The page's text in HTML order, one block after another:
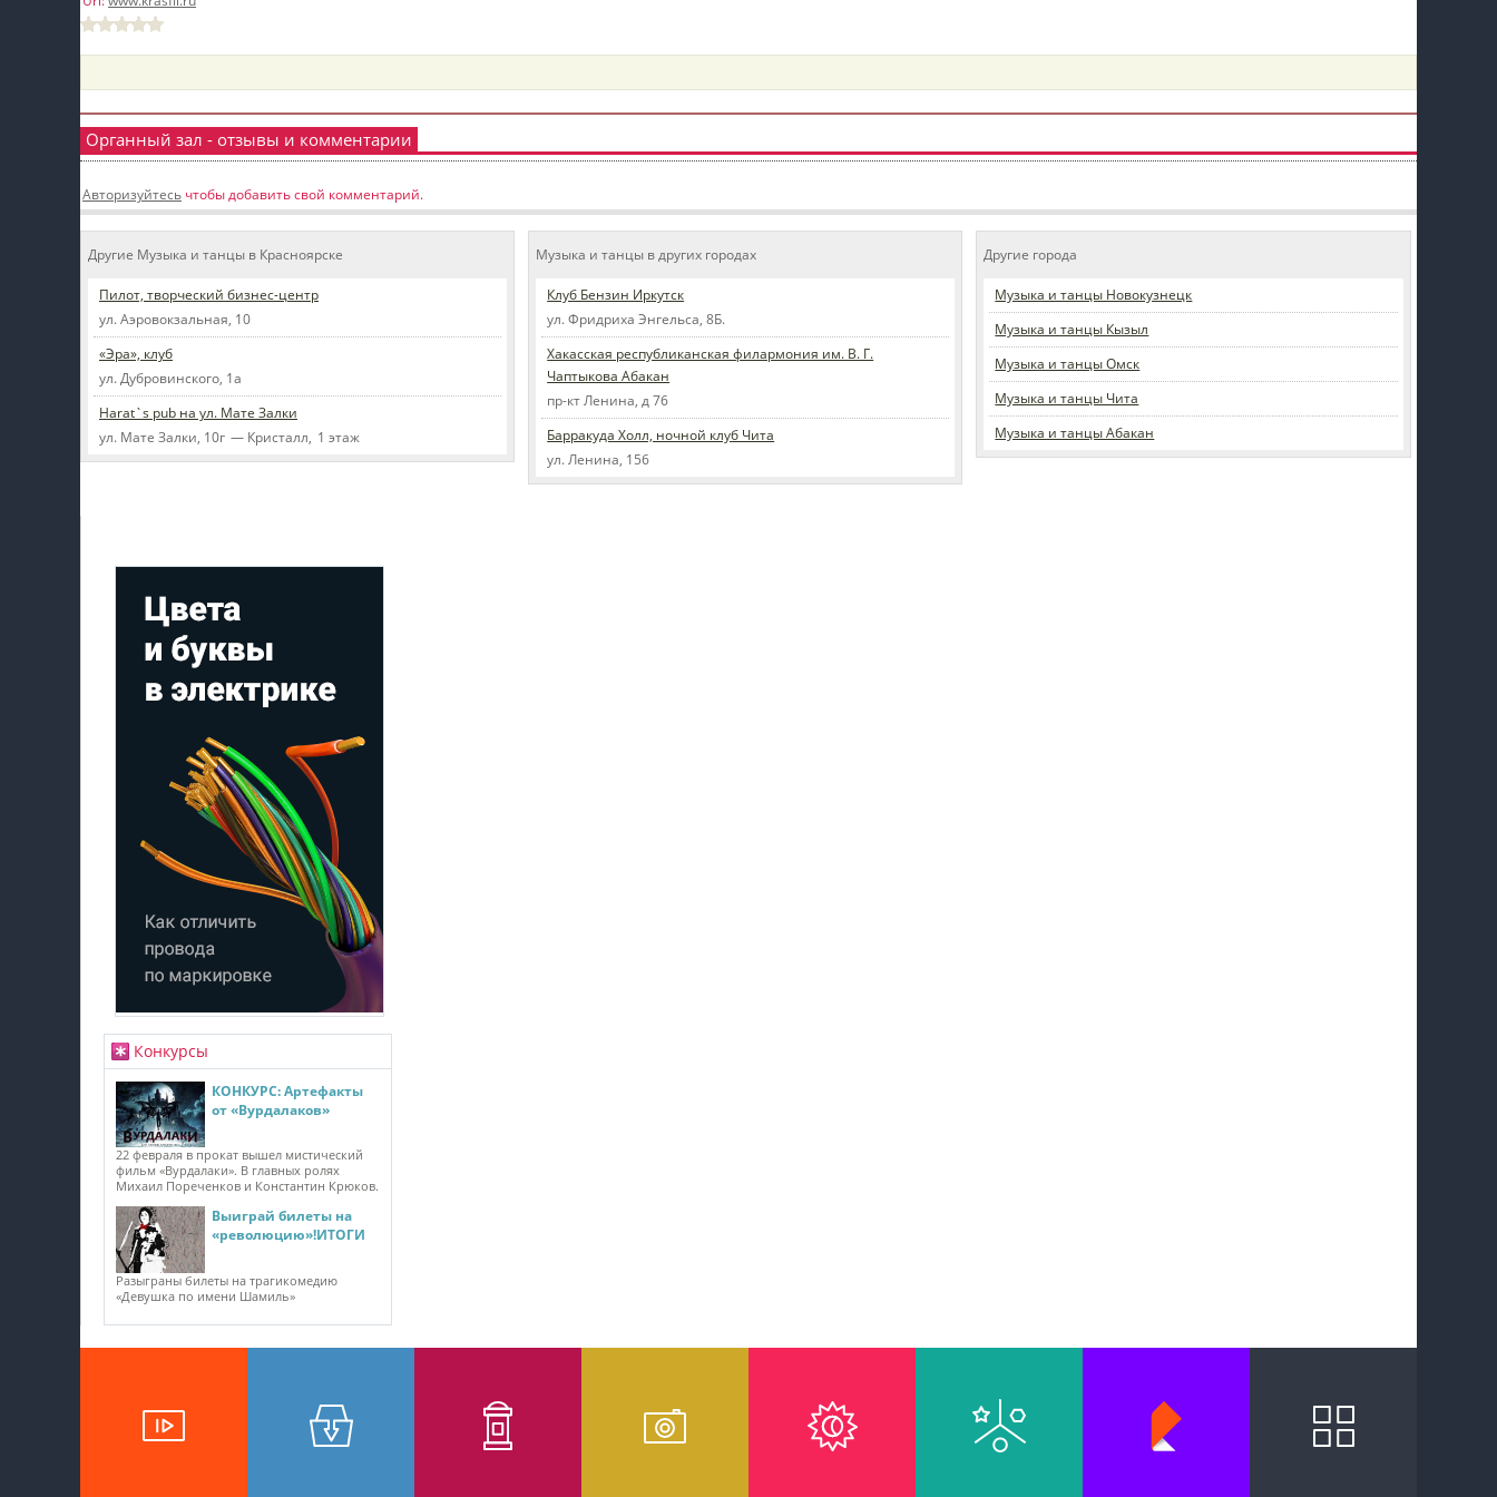
пїЅпїЅпїЅ
пїЅпїЅпїЅ
пїЅпїЅпїЅпїЅпїЅпїЅпїЅпїЅпїЅ
пїЅпїЅпїЅ пїЅпїЅпїЅпїЅпїЅ
пїЅпїЅпїЅ пїЅпїЅпїЅпїЅпїЅпїЅ
пїЅпїЅпїЅпїЅпїЅпїЅпїЅпїЅпїЅпїЅ
Органный зал - отзывы и комментарии
Авторизуйтесь чтобы добавить свой комментарий.
Другие Музыка и танцы в Красноярске
Пилот, творческий бизнес-центр
ул. Аэровокзальная, 10
«Эра», клуб
ул. Дубровинского, 1а
Harat`s pub на ул. Мате Залки
ул. Мате Залки, 10г — Кристалл, 1 этаж
Музыка и танцы в других городах
Клуб Бензин Иркутск
ул. Фридриха Энгельса, 8Б.
Хакасская республиканская филармония им. В. Г.
Чаптыкова Абакан
пр-кт Ленина, д 76
Барракуда Холл, ночной клуб Чита
ул. Ленина, 156
Другие города
Музыка и танцы Новокузнецк
Музыка и танцы Кызыл
Музыка и танцы Омск
Музыка и танцы Чита
Музыка и танцы Абакан
Конкурсы
КОНКУРС: Артефакты
от «Вурдалаков»
22 февраля в прокат вышел мистический
фильм «Вурдалаки». В главных ролях
Михаил Пореченков и Константин Крюков.
Выиграй билеты на
«революцию»!ИТОГИ
Разыграны билеты на трагикомедию
«Девушка по имени Шамиль»